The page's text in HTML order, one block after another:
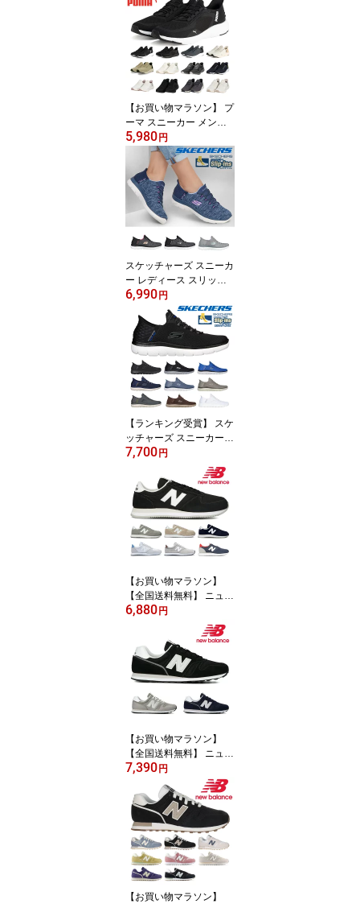
389907 PUMA クラシッ
ク コートスニーカー
【お買い物マラソン】 プ
ーマ スニーカー メンズ
レディース ソフトライド
フレックス レース イー
ズイン ワイド 311996 P
UMA ランニング スリッ
ポン 立って履ける 軽量
スポーツ ジム トレーニ
ング
5,980 円
スケッチャーズ スニーカ
ー レディース スリッポ
ン スリップインズ：サミ
ッツ - ダズリング ヘイズ
149937W SKECHERS S
lip ins Summits Dazzling
Haze スポーツ 軽量 スト
レッチアッパー 洗濯機洗
い トレーニング
6,990 円
【ランキング受賞】 スケ
ッチャーズ スニーカー
メンズ スリップインズ
サミッツ ハイ レンジ 23
2457 232457W SKECH
ERS スリッポン Slip ins
Summits High Range ス
ポーツ 軽量 ストレッチ
アッパー 洗濯機洗い ト
レーニング
7,700 円
【お買い物マラソン】
【全国送料無料】 ニュー
バランス スニーカー レ
ディース メンズ UL420
M new balance クラシッ
ク
6,880 円
【お買い物マラソン】
【全国送料無料】 ニュー
バランス スニーカー メ
ンズ レディース ML373
new balance
7,390 円
【お買い物マラソン】